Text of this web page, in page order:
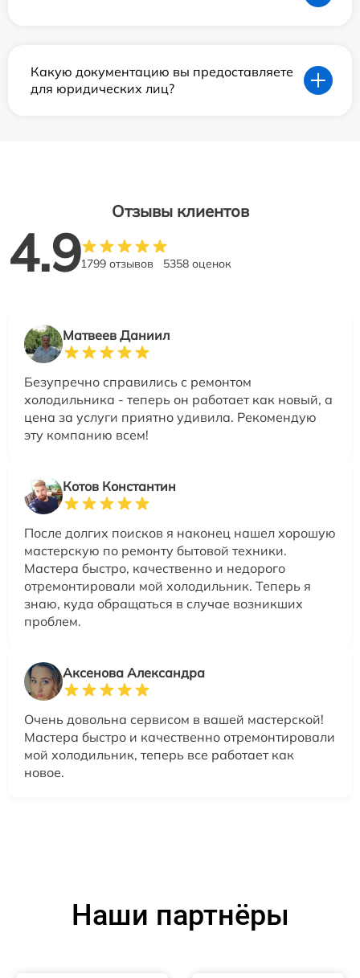
Какую документацию вы предоставляете
для юридических лиц?
Отзывы клиентов
4.91799 отзывов 5358 оценок
Матвеев Даниил
Безупречно справились с ремонтом
холодильника - теперь он работает как новый, а
цена за услуги приятно удивила. Рекомендую
эту компанию всем!
Котов Константин
После долгих поисков я наконец нашел хорошую
мастерскую по ремонту бытовой техники.
Мастера быстро, качественно и недорого
отремонтировали мой холодильник. Теперь я
знаю, куда обращаться в случае возникших
проблем.
Аксенова Александра
Очень довольна сервисом в вашей мастерской!
Мастера быстро и качественно отремонтировали
мой холодильник, теперь все работает как
новое.
Наши партнёры